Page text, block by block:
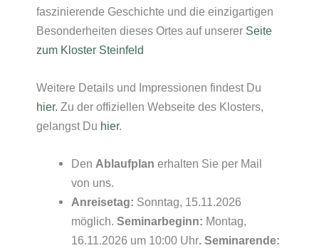
faszinierende Geschichte und die einzigartigen
Besonderheiten dieses Ortes auf unserer Seite
zum Kloster Steinfeld
Weitere Details und Impressionen findest Du
hier. Zu der offiziellen Webseite des Klosters,
gelangst Du hier.
Den Ablaufplan erhalten Sie per Mail
von uns.
Anreisetag: Sonntag, 15.11.2026
möglich.Seminarbeginn: Montag,
16.11.2026 um 10:00 Uhr. Seminarende: